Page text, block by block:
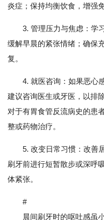
炎症；保持均衡饮食，增强免
3. 管理压力与焦虑：学
缓解早晨的紧张情绪；确保
复。
4. 就医咨询：如果恶心
建议咨询医生或牙医，以排
对于有胃食管反流病史的患
整或药物治疗。
5. 改变日常习惯：改善
刷牙前进行短暂散步或深呼
体紧张。
#
晨间刷牙时的呕吐感虽小